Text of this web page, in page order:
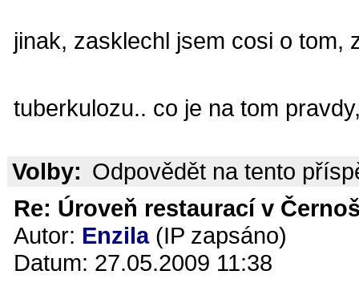
jinak, zasklechl jsem cosi o tom,
tuberkulozu.. co je na tom
Volby: Odpovědět na tento
Re: Úroveň restaurací v
Autor: Enzila(IP zapsáno)
Datum: 27.05.2009 11:38